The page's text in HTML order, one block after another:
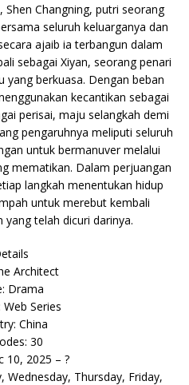
Shen Changning, putri seorang
seluruh keluarganya dan
ajaib ia terbangun dalam
sebagai Xiyan, seorang penari
yang berkuasa. Dengan beban
kecantikan sebagai
perisai, maju selangkah demi
pengaruhnya meliputi seluruh
untuk bermanuver melalui
mematikan. Dalam perjuangan
langkah menentukan hidup
untuk merebut kembali
yang telah dicuri darinya.
Architect
Drama
Series
China
30
10, 2025 – ?
Wednesday, Thursday, Friday,